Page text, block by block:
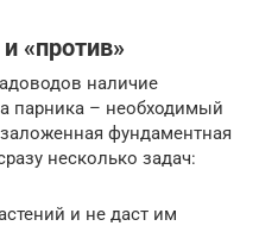
«против»
наличие
парника – необходимый
фундаментная
несколько задач:
и не даст им